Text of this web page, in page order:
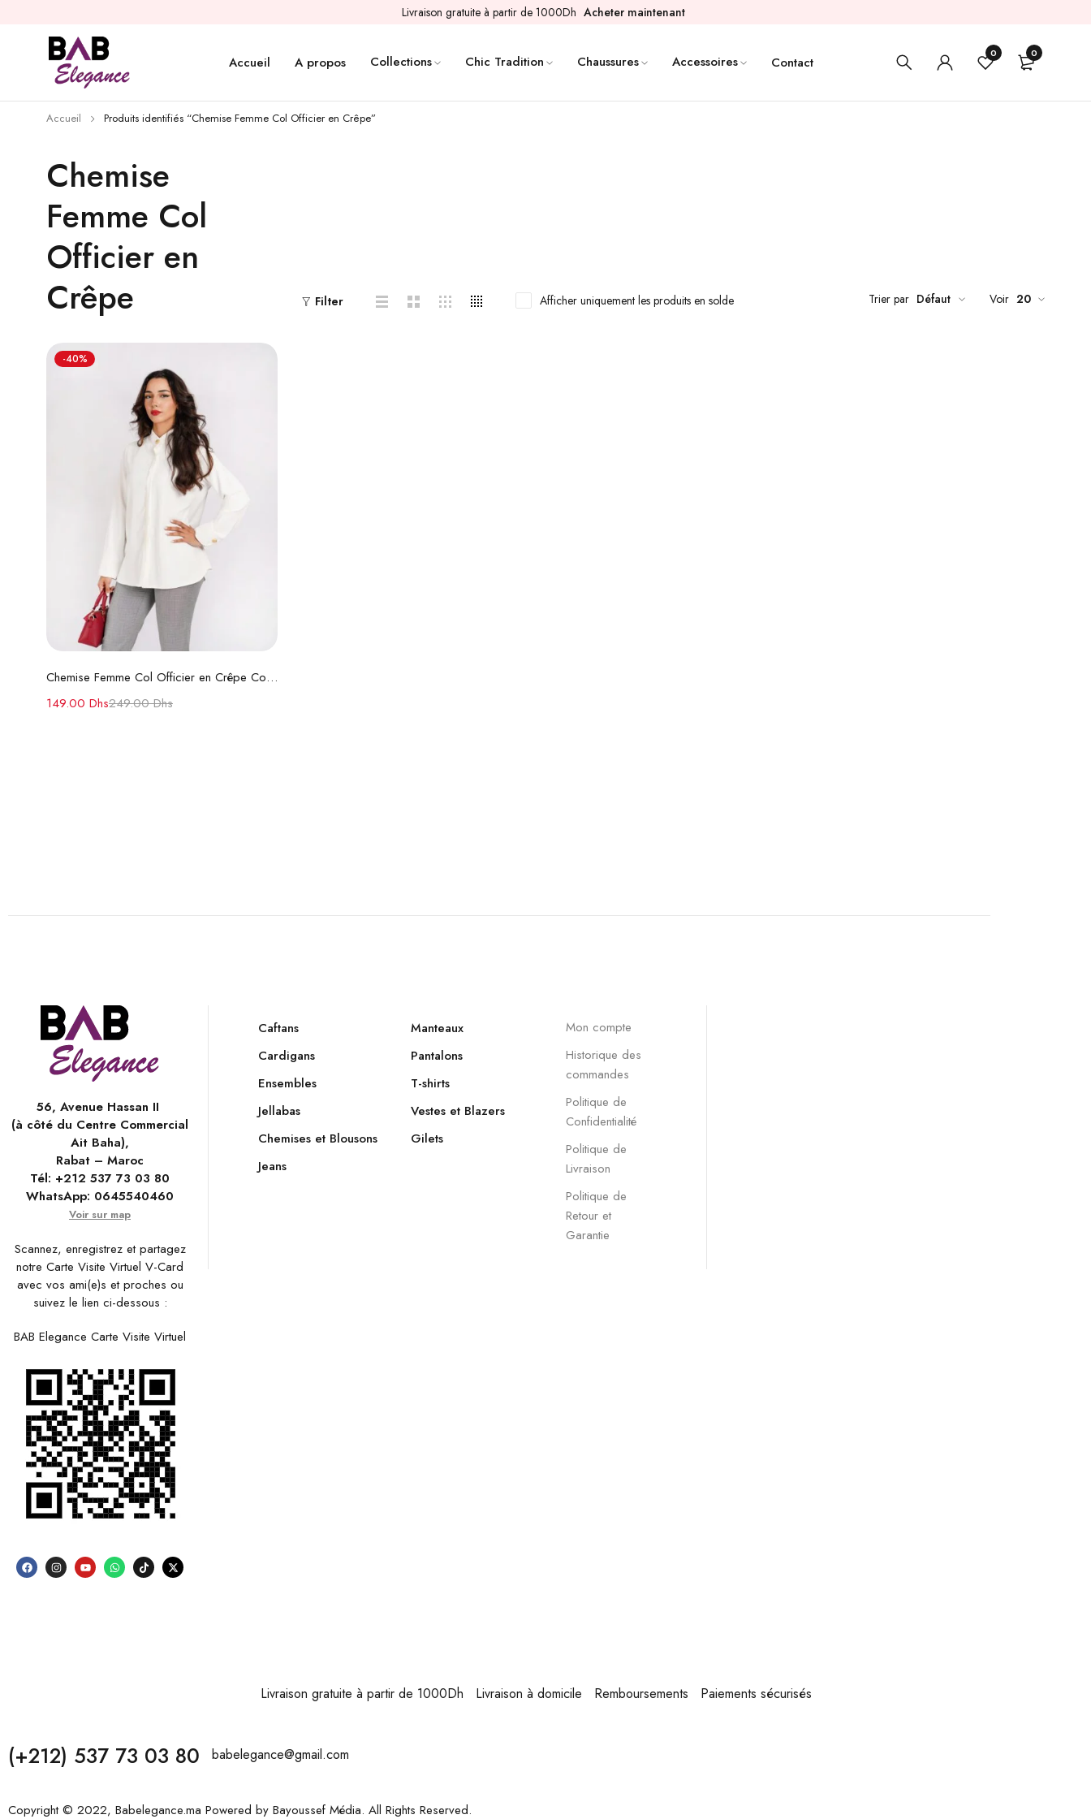
Livraison gratuite à partir de 1000Dh Acheter maintenant
Accueil A propos Collections Chic Tradition Chaussures Accessoires Contact
0 0
Chemise
Femme Col
Officier en
Crêpe
Accueil Produits identifiés “Chemise Femme Col Officier en Crêpe”
Filter Trier par Défaut
Afficher uniquement les produits en solde Voir 20
-40%
Ajouter au panier
Chemise Femme Col Officier en Crêpe Coton
249.00Dhs
149.00 Dhs
56, Avenue Hassan II
(à côté du Centre Commercial
Ait Baha),
Rabat – Maroc
Tél: +212 537 73 03 80
WhatsApp: 0645540460
Voir sur map
Scannez, enregistrez et partagez
notre Carte Visite Virtuel V-Card
avec vos ami(e)s et proches ou
suivez le lien ci-dessous :
BAB Elegance Carte Visite Virtuel
Caftans
Cardigans
Ensembles
Jellabas
Chemises et Blousons
Jeans
Manteaux
Pantalons
T-shirts
Vestes et Blazers
Gilets
Mon compte
Historique des
commandes
Politique de
Confidentialité
Politique de
Livraison
Politique de
Retour et
Garantie
Livraison gratuite à partir de 1000Dh Livraison à domicile Remboursements Paiements sécurisés
(+212) 537 73 03 80 babelegance@gmail.com
Copyright © 2022, Babelegance.ma Powered by Bayoussef Média. All Rights Reserved.